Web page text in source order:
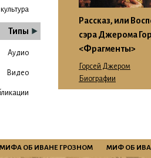
Типы
Аудио
Видео
Рассказ, или
сэра Джерома
<Фрагменты>
Горсей Джером
Биографии
ОБ ИВАНЕ ГРОЗНОМ МИФ ОБ